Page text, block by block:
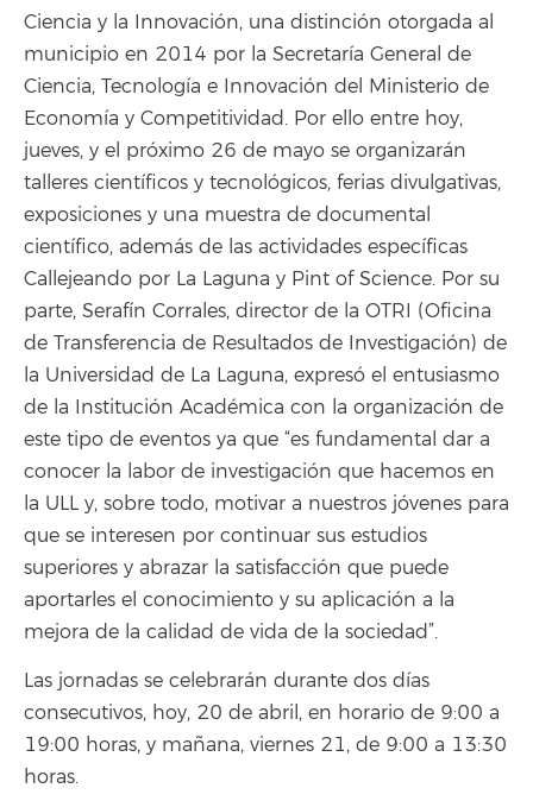
Ciencia y la Innovación, una distinción otorgada al
municipio en 2014 por la Secretaría General de
Ciencia, Tecnología e Innovación del Ministerio de
Economía y Competitividad. Por ello entre hoy,
jueves, y el próximo 26 de mayo se organizarán
talleres científicos y tecnológicos, ferias divulgativas,
exposiciones y una muestra de documental
científico, además de las actividades específicas
Callejeando por La Laguna y Pint of Science. Por su
parte, Serafín Corrales, director de la OTRI (Oficina
de Transferencia de Resultados de Investigación) de
la Universidad de La Laguna, expresó el entusiasmo
de la Institución Académica con la organización de
este tipo de eventos ya que “es fundamental dar a
conocer la labor de investigación que hacemos en
la ULL y, sobre todo, motivar a nuestros jóvenes para
que se interesen por continuar sus estudios
superiores y abrazar la satisfacción que puede
aportarles el conocimiento y su aplicación a la
mejora de la calidad de vida de la sociedad”.
Las jornadas se celebrarán durante dos días
consecutivos, hoy, 20 de abril, en horario de 9:00 a
19:00 horas, y mañana, viernes 21, de 9:00 a 13:30
horas.